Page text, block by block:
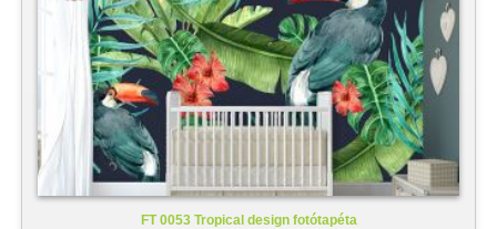
FT 0053 Tropical design fotótapéta